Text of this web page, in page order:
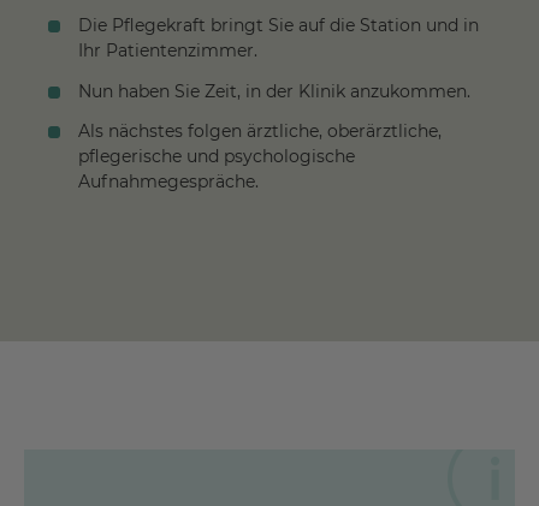
Die Pflegekraft bringt Sie auf die Station und in
Ihr Patientenzimmer.
Nun haben Sie Zeit, in der Klinik anzukommen.
Als nächstes folgen ärztliche, oberärztliche,
pflegerische und psychologische
Aufnahmegespräche.